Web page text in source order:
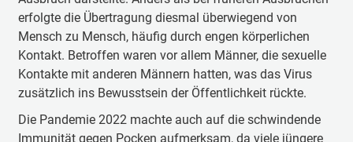
erfolgte die Übertragung diesmal überwiegend von
Mensch zu Mensch, häufig durch engen körperlichen
Kontakt. Betroffen waren vor allem Männer, die sexuelle
Kontakte mit anderen Männern hatten, was das Virus
zusätzlich ins Bewusstsein der Öffentlichkeit rückte.
Die Pandemie 2022 machte auch auf die schwindende
Immunität gegen Pocken aufmerksam, da viele jüngere